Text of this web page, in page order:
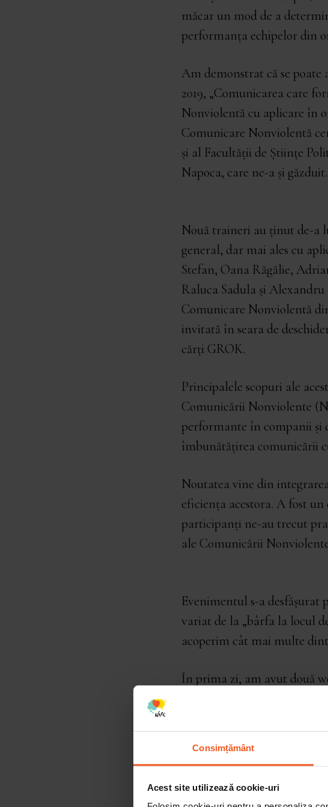
Consimțământ
Acest site utilizează cookie-uri
măcar un mod de a
performanța echipelor din
Am demonstrat că se
2019, „Comunicarea care
Nonviolentă cu aplicare în
Comunicare Nonviolentă
și al Facultății de Științe
Napoca, care ne-a și găzduit.
Nouă traineri au ținut de-a
general, dar mai ales cu
Stefan, Oana Răgălie,
Raluca Sadula și
Comunicare Nonviolentă
invitată în seara de
cărți GROK.
Principalele scopuri ale
Comunicării Nonviolente
performante în companii și
îmbunătățirea comunicării
Noutatea vine din
eficiența acestora. A fost
participanți ne-au trecut
ale Comunicării
Evenimentul s-a
variat de la „bârfa la locul
acoperim cât mai multe
În prima zi, am avut două
comunicarea nonviolentă,
ocazia să „se joace” cu